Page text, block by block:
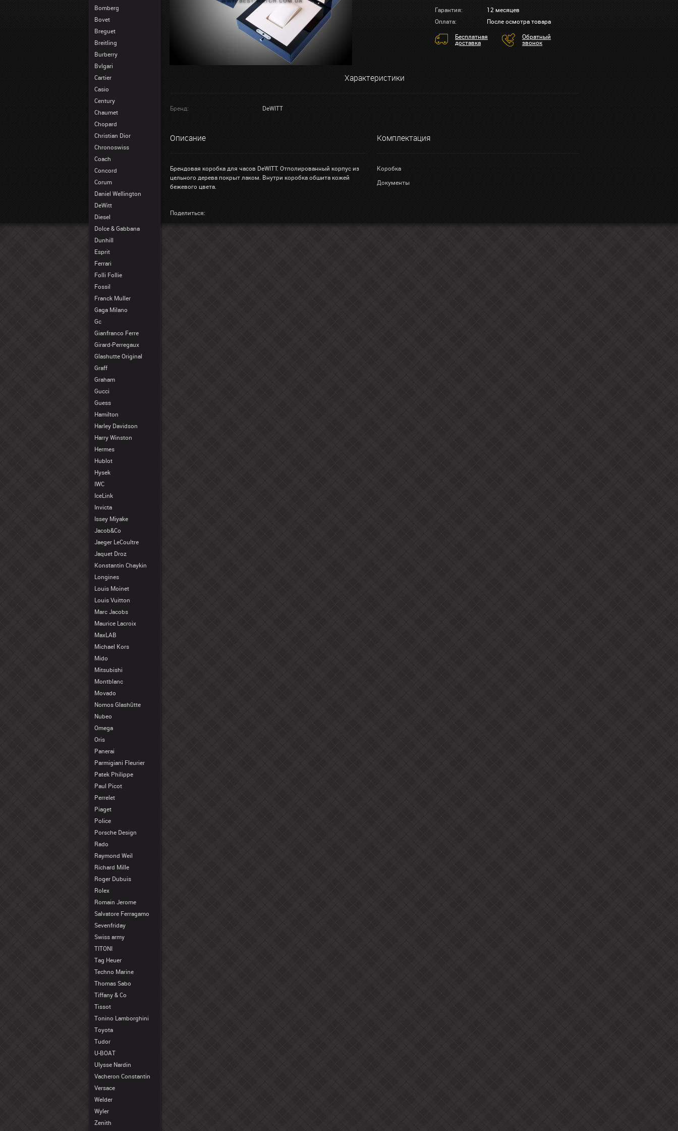
Bomberg
Bovet
Breguet
Breitling
Burberry
Bvlgari
Cartier
Casio
Century
Chaumet
Chopard
Christian Dior
Chronoswiss
Coach
Concord
Corum
Daniel Wellington
DeWitt
Diesel
Dolce & Gabbana
Dunhill
Esprit
Ferrari
Folli Follie
Fossil
Franck Muller
Gaga Milano
Gc
Gianfranco Ferre
Girard-Perregaux
Glashutte Original
Graff
Graham
Gucci
Guess
Hamilton
Harley Davidson
Harry Winston
Hermes
Hublot
Hysek
IWC
IceLink
Invicta
Issey Miyake
Jacob&Co
Jaeger LeCoultre
Jaquet Droz
Konstantin Chaykin
Longines
Louis Moinet
Louis Vuitton
Marc Jacobs
Maurice Lacroix
MaxLAB
Michael Kors
Mido
Mitsubishi
Montblanc
Movado
Nomos Glashütte
Nubeo
Omega
Oris
Panerai
Parmigiani Fleurier
Patek Philippe
Paul Picot
Perrelet
Piaget
Police
Porsche Design
Rado
Raymond Weil
Richard Mille
Roger Dubuis
Rolex
Romain Jerome
Salvatore Ferragamo
Sevenfriday
Swiss army
TITONI
Tag Heuer
Techno Marine
Thomas Sabo
Tiffany & Co
Tissot
Tonino Lamborghini
Toyota
Tudor
U-BOAT
Ulysse Nardin
Vacheron Constantin
Versace
Welder
Wyler
Zenith
Гарантия:
12 месяцев
Оплата:
После осмотра товара
Бесплатная
доставка
Обратный
звонок
Характеристики
Бренд: DeWITT
Описание
Брендовая коробка для часов DeWITT. Отполированный корпус из
цельного дерева покрыт лаком. Внутри коробка обшита кожей
бежевого цвета.
Комплектация
Коробка
Документы
Поделиться: